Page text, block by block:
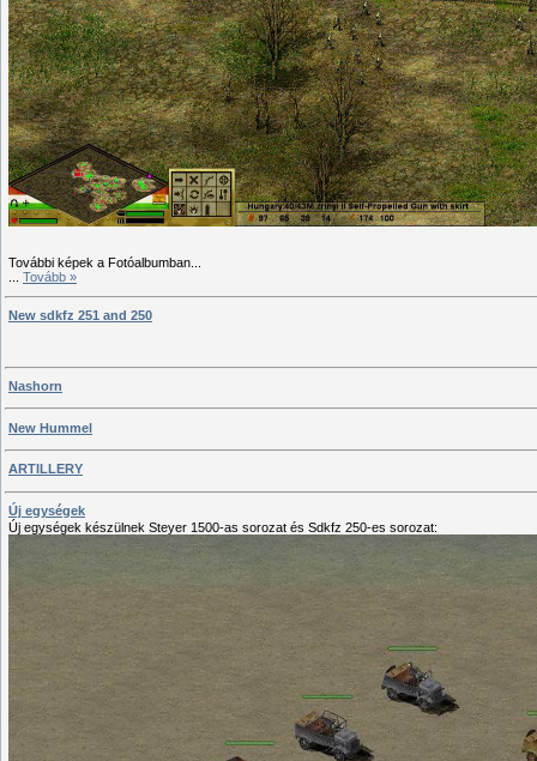
További képek a Fotóalbumban...
Tovább »
New sdkfz 251 and 250
Nashorn
New Hummel
ARTILLERY
Új egységek
Új egységek készülnek Steyer 1500-as sorozat és Sdkfz 250-es sorozat: